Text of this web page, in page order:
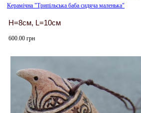
Керамічна "Трипільська баба сидяча маленька"
H=8см, L=10см
600.00 грн